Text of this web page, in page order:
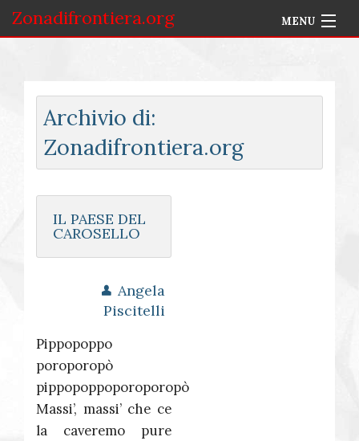
Zonadifrontiera.org MENU
Selezione per Autore
Accedi
Archivio di:
Zonadifrontiera.org
IL PAESE DEL
CAROSELLO
Angela
Piscitelli
Pippopoppo
poroporopò
pippopoppoporoporopò
Massi’, massi’ che ce
la caveremo pure